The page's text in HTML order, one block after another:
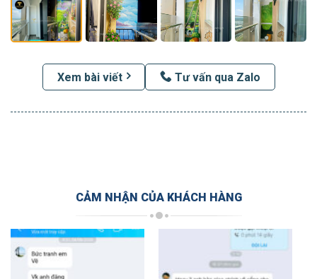
Xem bài viết Tư vấn qua Zalo
CẢM NHẬN CỦA KHÁCH HÀNG